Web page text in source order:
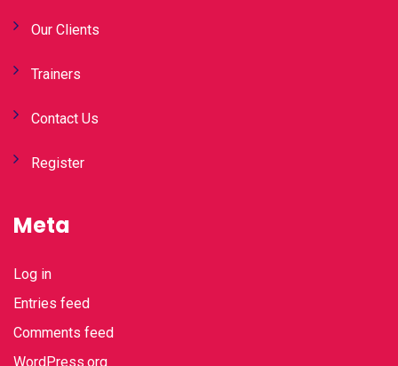
Our Clients
Trainers
Contact Us
Register
Meta
Log in
Entries feed
Comments feed
WordPress.org